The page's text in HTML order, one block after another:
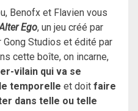
Benofx et Flavien vous
Ego, un jeu créé par
Gong Studios et édité par
cette boîte, on incarne,
vilain qui va se
temporelle et doit faire
dans telle ou telle